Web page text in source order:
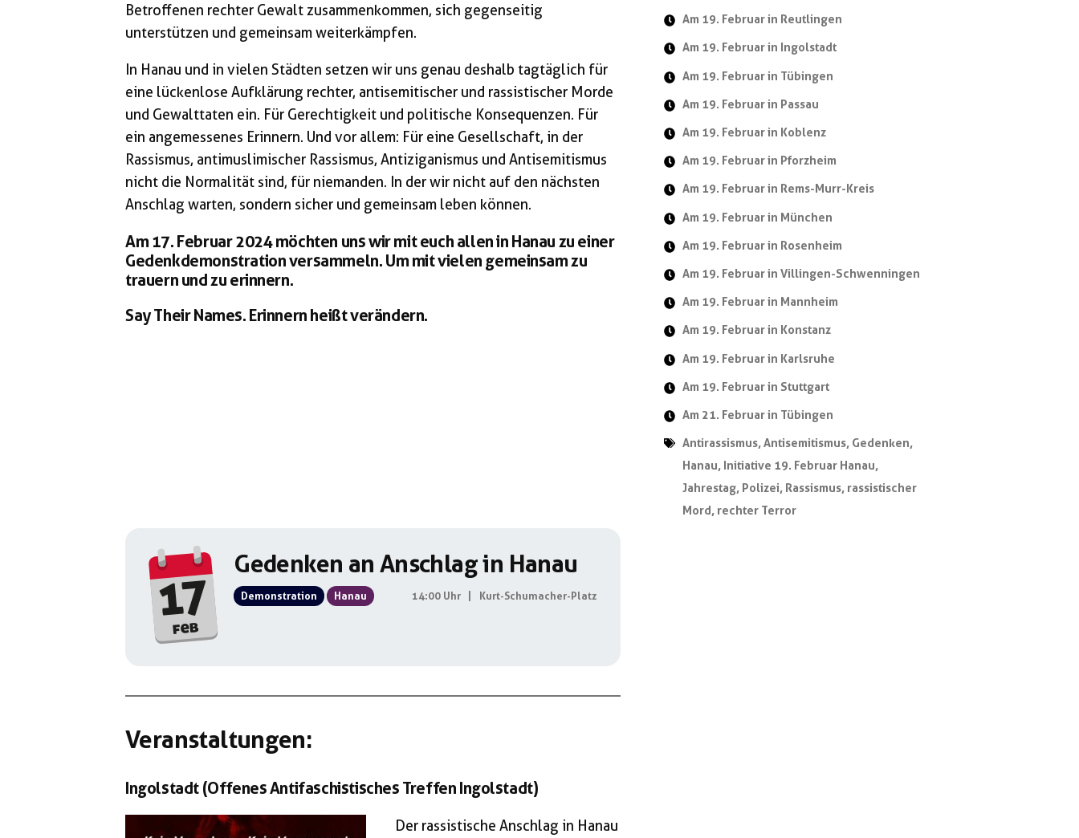
Am 19. Februar in Reutlingen
Am 19. Februar in Ingolstadt
Am 19. Februar in Tübingen
Am 19. Februar in Passau
Am 19. Februar in Koblenz
Am 19. Februar in Pforzheim
Am 19. Februar in Rems-Murr-Kreis
Am 19. Februar in München
Am 19. Februar in Rosenheim
Am 19. Februar in Villingen-Schwenningen
Am 19. Februar in Mannheim
Am 19. Februar in Konstanz
Am 19. Februar in Karlsruhe
Am 19. Februar in Stuttgart
Am 21. Februar in Tübingen
Antirassismus,Antisemitismus, Gedenken,
Hanau, Initiative 19. Februar Hanau,
Jahrestag, Polizei, Rassismus, rassistischer
Mord, rechter Terror
Betroffenen rechter Gewalt zusammenkommen, sich gegenseitig
unterstützen und gemeinsam weiterkämpfen.
In Hanau und in vielen Städten setzen wir uns genau deshalb tagtäglich für
eine lückenlose Aufklärung rechter, antisemitischer und rassistischer Morde
und Gewalttaten ein. Für Gerechtigkeit und politische Konsequenzen. Für
ein angemessenes Erinnern. Und vor allem: Für eine Gesellschaft, in der
Rassismus, antimuslimischer Rassismus, Antiziganismus und Antisemitismus
nicht die Normalität sind, für niemanden. In der wir nicht auf den nächsten
Anschlag warten, sondern sicher und gemeinsam leben können.
Am 17. Februar 2024 möchten uns wir mit euch allen in Hanau zu einer
Gedenkdemonstration versammeln. Um mit vielen gemeinsam zu
trauern und zu erinnern.
Say Their Names. Erinnern heißt verändern.
feb
17
Gedenken an Anschlag in Hanau
Demonstration Hanau 14:00 Uhr Kurt-Schumacher-Platz
Veranstaltungen:
Ingolstadt (Offenes Antifaschistisches Treffen Ingolstadt)
Der rassistische Anschlag in Hanau